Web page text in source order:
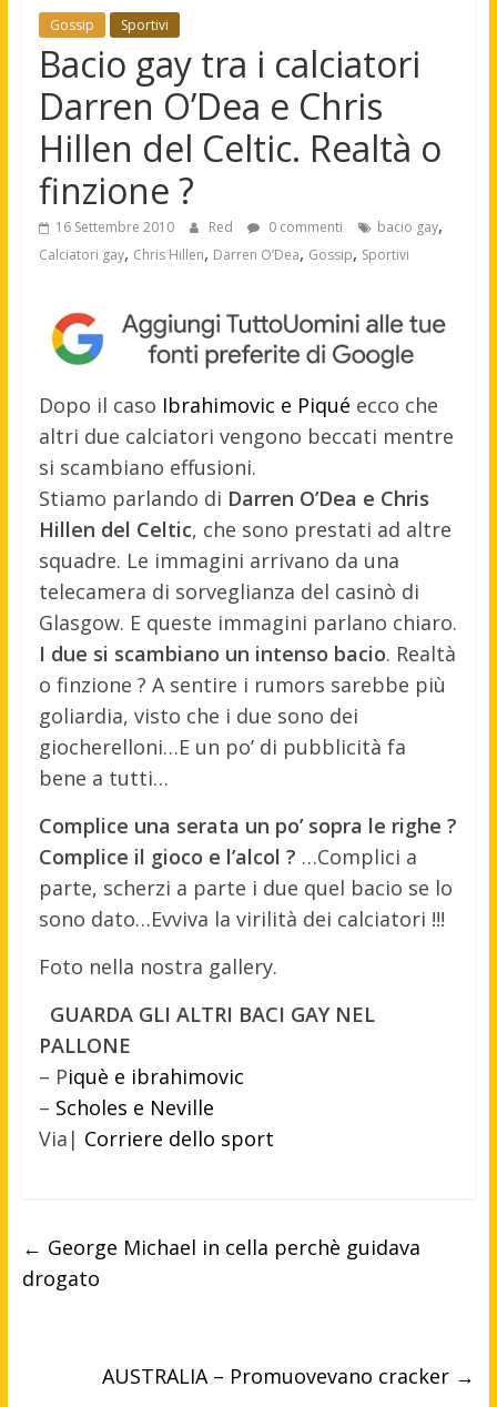
Gossip Sportivi
Bacio gay tra i calciatori
Darren O’Dea e Chris
Hillen del Celtic. Realtà o
finzione ?
16 Settembre 2010 Red 0 commenti bacio gay,
Calciatori gay, Chris Hillen, Darren O’Dea, Gossip, Sportivi
Dopo il caso Ibrahimovic e Piqué ecco che
altri due calciatori vengono beccati mentre
si scambiano effusioni.
Stiamo parlando di Darren O’Dea e Chris
Hillen del Celtic, che sono prestati ad altre
squadre. Le immagini arrivano da una
telecamera di sorveglianza del casinò di
Glasgow. E queste immagini parlano chiaro.
I due si scambiano un intenso bacio. Realtà
o finzione ? A sentire i rumors sarebbe più
goliardia, visto che i due sono dei
giocherelloni…E un po’ di pubblicità fa
bene a tutti…
Complice una serata un po’ sopra le righe ?
Complice il gioco e l’alcol ? …Complici a
parte, scherzi a parte i due quel bacio se lo
sono dato…Evviva la virilità dei calciatori !!!
Foto nella nostra gallery.
GUARDA GLI ALTRI BACI GAY NEL
PALLONE
– Piquè e ibrahimovic
– Scholes e Neville
Via| Corriere dello sport
← George Michael in cella perchè guidava
drogato
AUSTRALIA – Promuovevano cracker →